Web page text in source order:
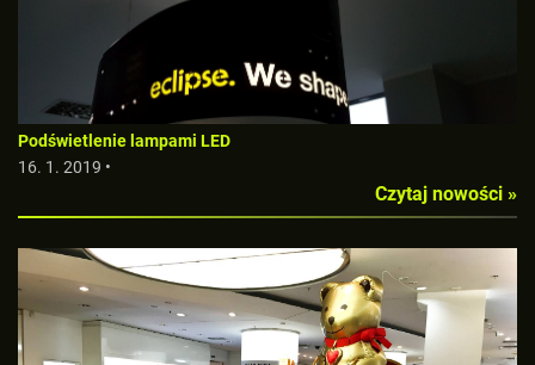
Podświetlenie lampami LED
16. 1. 2019 •
Czytaj nowości »